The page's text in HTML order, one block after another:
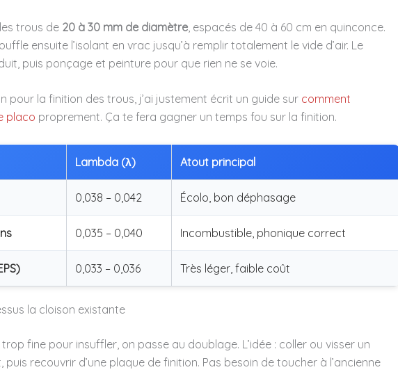
trous de 20 à 30 mm de diamètre , espacés de 40 à 60 cm en quinconce.
ensuite l’isolant en vrac jusqu’à remplir totalement le vide d’air. Le
puis ponçage et peinture pour que rien ne se voie.
pour la finition des trous, j’ai justement écrit un guide sur comment
placo proprement. Ça te fera gagner un temps fou sur la finition.
Lambda (λ) Atout principal
0,038 – 0,042 Écolo, bon déphasage
0,035 – 0,040 Incombustible, phonique correct
0,033 – 0,036 Très léger, faible coût
la cloison existante
fine pour insuffler, on passe au doublage. L’idée : coller ou visser un
recouvrir d’une plaque de finition. Pas besoin de toucher à l’ancienne